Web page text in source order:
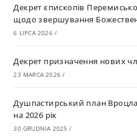
Декрет єпископів
щодо звершування
6 LIPCA 2026 /
Декрет призначення нових
23 MARCA 2026 /
Душпастирський план
на 2026 рік
30 GRUDNIA 2025 /